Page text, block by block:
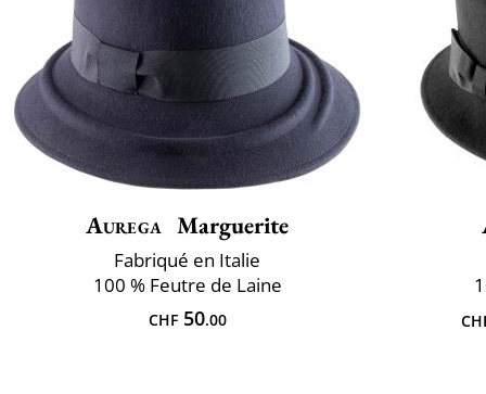
Aurega Marguerite
Fabriqué en Italie
100 % Feutre de Laine
CHF50.00